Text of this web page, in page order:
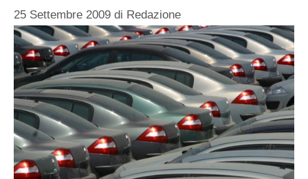
25 Settembre 2009 di Redazione